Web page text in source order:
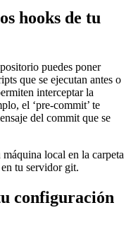
hooks de tu
puedes poner
que se ejecutan antes o
interceptar la
el ‘pre-commit’ te
del commit que se
local en la carpeta
tu servidor git.
configuración